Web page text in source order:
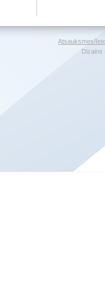
Atsauksmes/
Dizains